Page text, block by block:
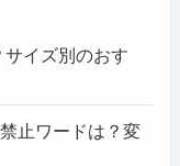
サイズ別のおす
止ワードは？変